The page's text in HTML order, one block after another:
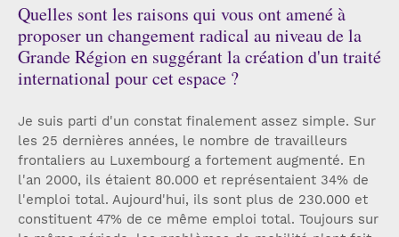
Quelles sont les raisons qui vous ont amené à
proposer un changement radical au niveau de la
Grande Région en suggérant la création d'un traité
international pour cet espace ?
Je suis parti d'un constat finalement assez simple. Sur
les 25 dernières années, le nombre de travailleurs
frontaliers au Luxembourg a fortement augmenté. En
l'an 2000, ils étaient 80.000 et représentaient 34% de
l'emploi total. Aujourd'hui, ils sont plus de 230.000 et
constituent 47% de ce même emploi total. Toujours sur